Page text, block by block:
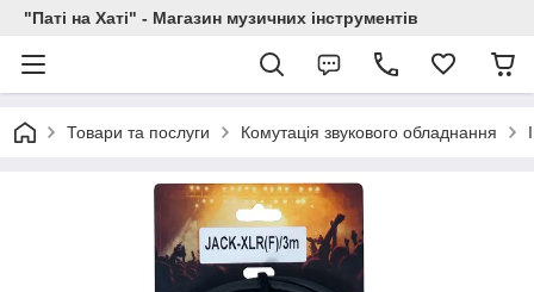
"Паті на Хаті" - Магазин музичних інструментів
Товари та послуги Комутація звукового обладнання